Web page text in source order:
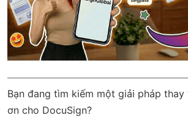
Bạn đang tìm kiếm một giải pháp
ơn cho DocuSign?